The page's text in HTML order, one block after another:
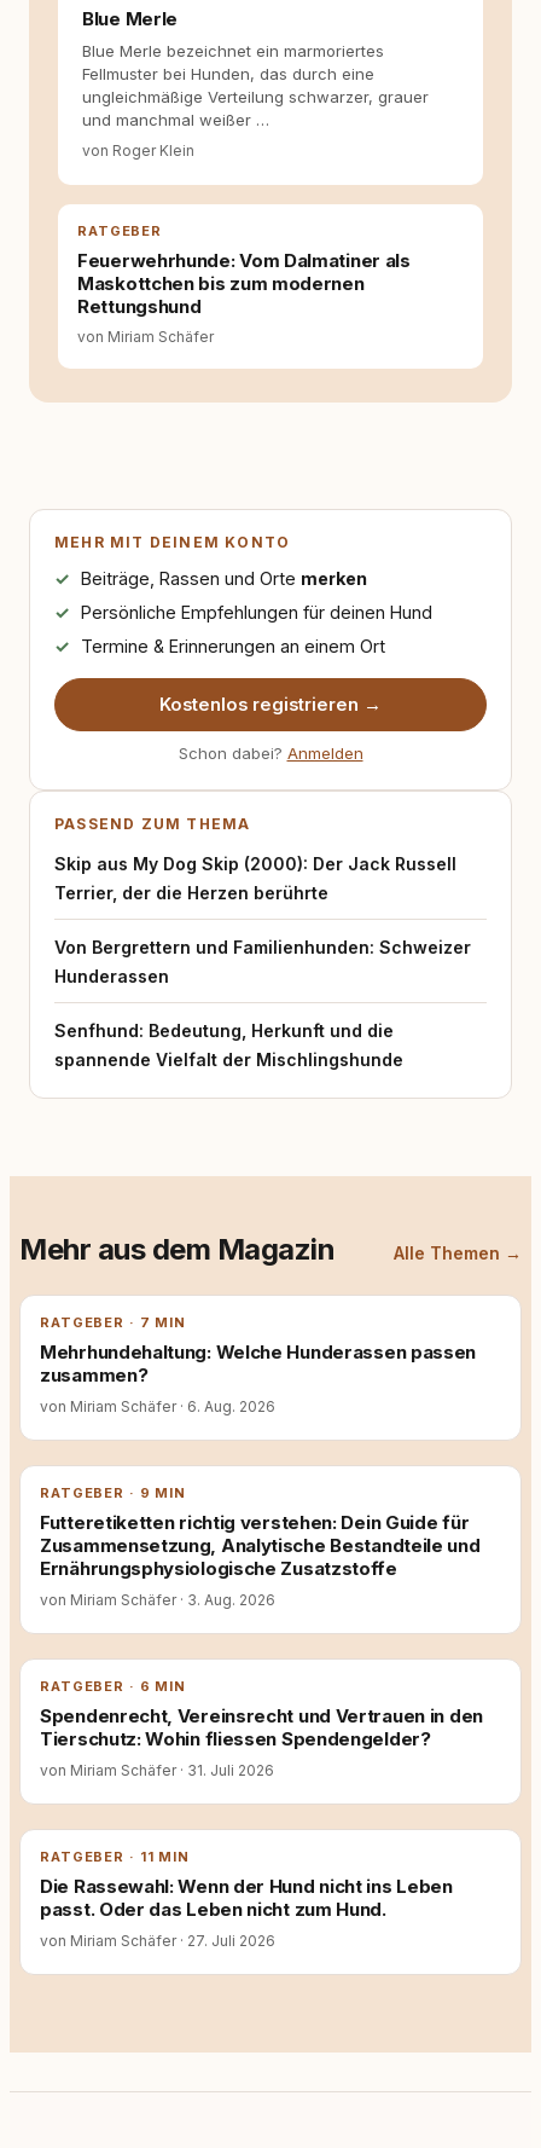
Blue Merle
Blue Merle bezeichnet ein marmoriertes
Fellmuster bei Hunden, das durch eine
ungleichmäßige Verteilung schwarzer, grauer
und manchmal weißer …
von Roger Klein
RATGEBER
Feuerwehrhunde: Vom Dalmatiner als
Maskottchen bis zum modernen
Rettungshund
von Miriam Schäfer
MEHR MIT DEINEM KONTO
Beiträge, Rassen und Orte merken
Persönliche Empfehlungen für deinen Hund
Termine & Erinnerungen an einem Ort
Kostenlos registrieren →
Schon dabei? Anmelden
PASSEND ZUM THEMA
Skip aus My Dog Skip (2000): Der Jack Russell
Terrier, der die Herzen berührte
Von Bergrettern und Familienhunden: Schweizer
Hunderassen
Senfhund: Bedeutung, Herkunft und die
spannende Vielfalt der Mischlingshunde
Mehr aus dem Magazin Alle Themen →
RATGEBER · 7 MIN
Mehrhundehaltung: Welche Hunderassen passen
zusammen?
von Miriam Schäfer · 6. Aug. 2026
RATGEBER · 9 MIN
Futteretiketten richtig verstehen: Dein Guide für
Zusammensetzung, Analytische Bestandteile und
Ernährungsphysiologische Zusatzstoffe
von Miriam Schäfer · 3. Aug. 2026
RATGEBER · 6 MIN
Spendenrecht, Vereinsrecht und Vertrauen in den
Tierschutz: Wohin fliessen Spendengelder?
von Miriam Schäfer · 31. Juli 2026
RATGEBER · 11 MIN
Die Rassewahl: Wenn der Hund nicht ins Leben
passt. Oder das Leben nicht zum Hund.
von Miriam Schäfer · 27. Juli 2026